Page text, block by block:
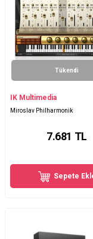
Tükendi
IK Multimedia
Miroslav Philharmonik
7.681 TL
Sepete